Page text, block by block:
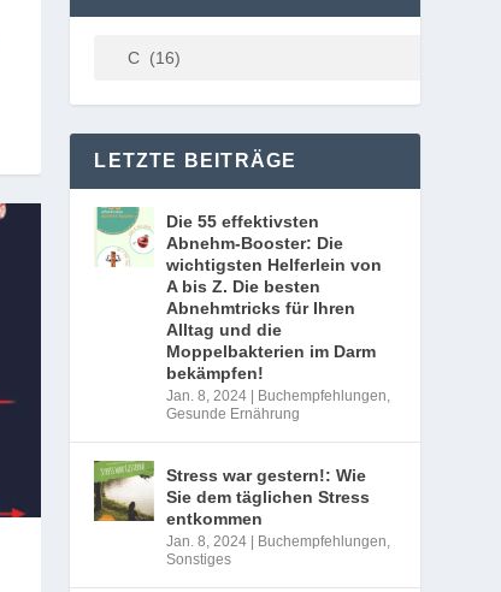
LETZTE BEITRÄGE
Die 55 effektivsten
Abnehm-Booster: Die
wichtigsten Helferlein von
A bis Z. Die besten
Abnehmtricks für Ihren
Alltag und die
Moppelbakterien im Darm
bekämpfen!
Jan. 8, 2024 Buchempfehlungen,
Gesunde Ernährung
Stress war gestern!: Wie
Sie dem täglichen Stress
entkommen
Jan. 8, 2024 Buchempfehlungen,
Sonstiges